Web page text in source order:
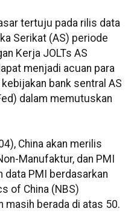
tertuju pada rilis data
Serikat (AS) periode
Kerja JOLTs AS
menjadi acuan para
bank sentral AS
dalam memutuskan
China akan merilis
Manufaktur, dan PMI
data PMI berdasarkan
of China (NBS)
masih berada di atas 50.